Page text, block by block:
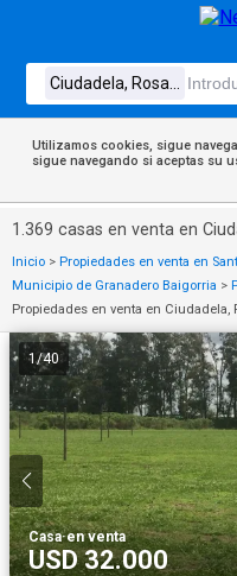
Utilizamos cookies, sigue
sigue navegando si aceptas su
1.369 casas en venta en
Inicio > Propiedades en venta en
Municipio de Granadero Baigorria >
Propiedades en venta en Ciudadela,
1/40
Casa·en venta
USD 32.000